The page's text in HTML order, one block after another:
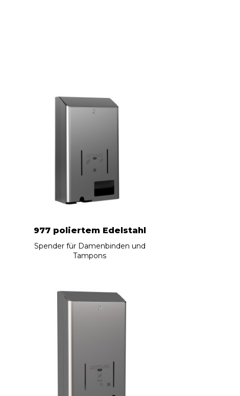
977 poliertem Edelstahl
Spender für Damenbinden und
Tampons